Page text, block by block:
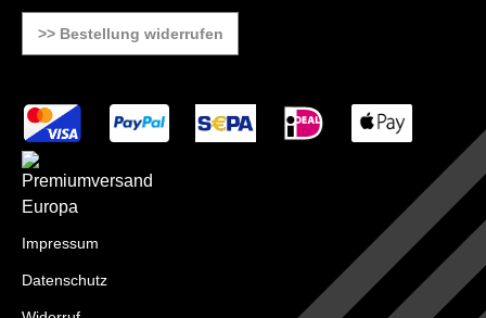
>> Bestellung widerrufen
Impressum
Datenschutz